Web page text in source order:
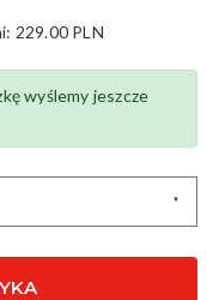
229.00 PLN
wyślemy jeszcze